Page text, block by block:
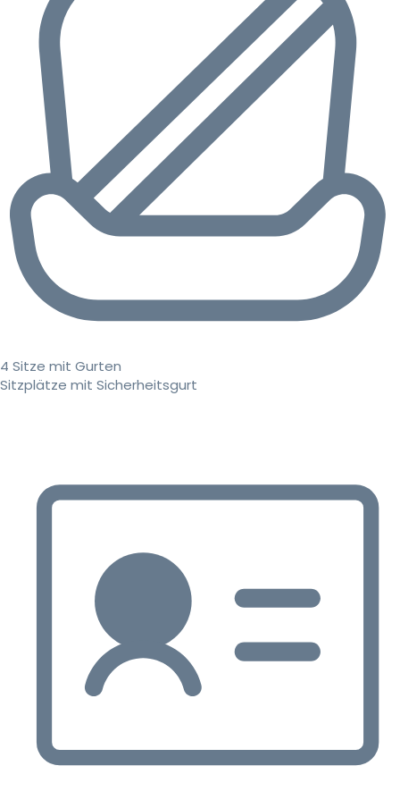
4 Sitze mit Gurten
Sitzplätze mit Sicherheitsgurt